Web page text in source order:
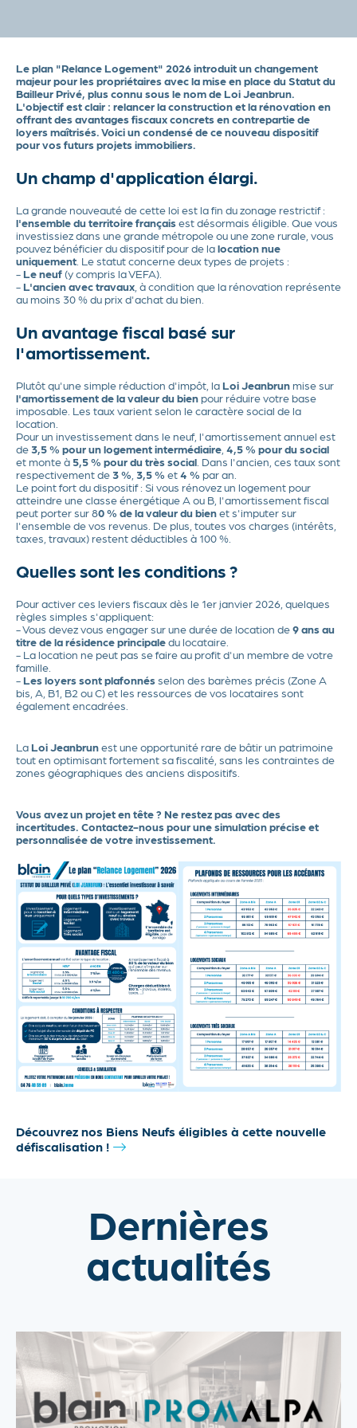
Le plan "Relance Logement" 2026 introduit un changement
majeur pour les propriétaires avec la mise en place du Statut du
Bailleur Privé, plus connu sous le nom de Loi Jeanbrun.
L'objectif est clair : relancer la construction et la rénovation en
offrant des avantages fiscaux concrets en contrepartie de
loyers maîtrisés. Voici un condensé de ce nouveau dispositif
pour vos futurs projets immobiliers.
Un champ d'application élargi.
La grande nouveauté de cette loi est la fin du zonage restrictif :
l'ensemble du territoire françaisest désormais éligible. Que vous
investissiez dans une grande métropole ou une zone rurale, vous
pouvez bénéficier du dispositif pour de lalocation nue
uniquement . Le statut concerne deux types de projets :
- Le neuf (y compris la VEFA).
- L'ancien avec travaux , à condition que la rénovation représente
au moins 30 % du prix d'achat du bien.
Un avantage fiscal basé sur
l'amortissement.
Plutôt qu'une simple réduction d'impôt, la Loi Jeanbrun mise sur
l'amortissement de la valeur du bien pour réduire votre base
imposable. Les taux varient selon le caractère social de la
location.
Pour un investissement dans le neuf, l'amortissement annuel est
de 3,5 % pour un logement intermédiaire 4,5 % pour du social
et monte à 5,5 % pour du très social . Dans l'ancien, ces taux sont
respectivement de 3 % 3,5 % et4 % par an.
Le point fort du dispositif : Si vous rénovez un logement pour
atteindre une classe énergétique A ou B, l'amortissement fiscal
peut porter sur 80 % de la valeur du bienet s'imputer sur
l'ensemble de vos revenus. De plus, toutes vos charges (intérêts,
taxes, travaux) restent déductibles à 100 %.
Quelles sont les conditions ?
Pour activer ces leviers fiscaux dès le 1er janvier 2026, quelques
règles simples s'appliquent:
- Vous devez vous engager sur une durée de location de9 ans au
titre de la résidence principaledu locataire.
- La location ne peut pas se faire au profit d'un membre de votre
famille.
- Les loyers sont plafonnés selon des barèmes précis (Zone A
bis, A, B1, B2 ou C) et les ressources de vos locataires sont
également encadrées.
La Loi Jeanbrunest une opportunité rare de bâtir un patrimoine
tout en optimisant fortement sa fiscalité, sans les contraintes de
zones géographiques des anciens dispositifs.
Vous avez un projet en tête ? Ne restez pas avec des
incertitudes. Contactez-nous pour une simulation précise et
personnalisée de votre investissement.
Découvrez nos Biens Neufs éligibles à cette nouvelle
défiscalisation !
Dernières
actualités